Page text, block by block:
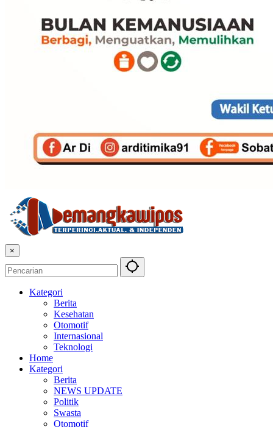
×
Kategori
Berita
Kesehatan
Otomotif
Internasional
Teknologi
Home
Kategori
Berita
NEWS UPDATE
Politik
Swasta
Otomotif